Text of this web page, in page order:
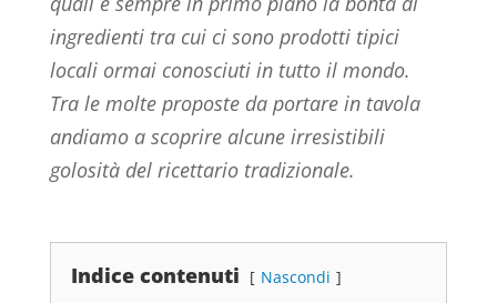
ingredienti tra cui ci sono prodotti tipici
locali ormai conosciuti in tutto il mondo.
Tra le molte proposte da portare in tavola
andiamo a scoprire alcune irresistibili
golosità del ricettario tradizionale.
Indice contenuti Nascondi